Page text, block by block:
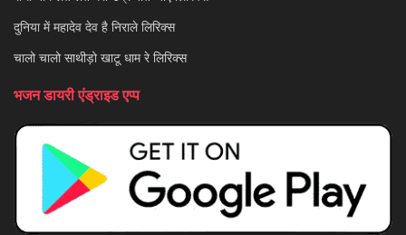
दुनिया में महादेव देव है निराले लिरिक्स
चालो चालो साथीड़ो खाटू धाम रे लिरिक्स
भजन डायरी एंड्राइड एप्प